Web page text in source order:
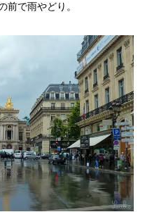
前で雨やどり。